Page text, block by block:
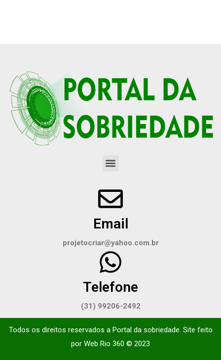
Email
projetocriar@yahoo.com.br
Telefone
(31) 99206-2492
Todos os direitos reservados a Portal da sobriedade. Site feito
por Web Rio 360 © 2023​